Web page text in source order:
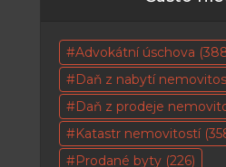
Advokátní úschova
Daň z nabytí
Daň z prodeje
Katastr nemovitostí
Prodané byty (226)